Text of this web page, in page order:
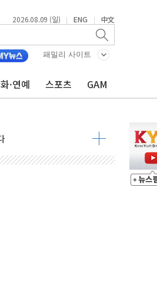
2026.08.09 (일) | ENG | 中文
패밀리 사이트
·연예 스포츠 GAM
행 선제 제한
죽여
송영길 5.83%